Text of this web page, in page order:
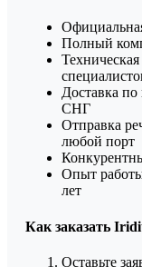
Полный
Доставка по
СНГ
Отправка
любой порт
Опыт
лет
Как заказать
Оставьте